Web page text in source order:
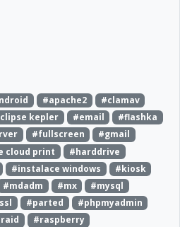
#apache2
#clamav
kepler #email
#flashka
#fullscreen
#gmail
cloud print
#harddrive
#instalace windows
#kiosk
#mdadm #mx
#mysql
#parted
#phpmyadmin
#raspberry